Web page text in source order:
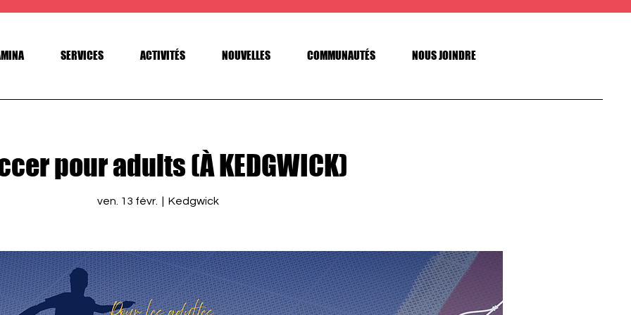
SERVICES ACTIVITÉS NOUVELLES COMMUNAUTÉS NOUS JOINDRE
pour adults (À KEDGWICK)
ven. 13 févr. Kedgwick